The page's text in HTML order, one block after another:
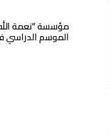
مؤسسة “نعمة
الموسم الدراسي